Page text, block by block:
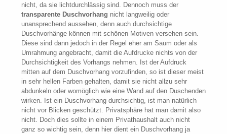
nicht, da sie lichtdurchlässig sind. Dennoch muss der
transparente Duschvorhang nicht langweilig oder
unansprechend aussehen, denn auch durchsichtige
Duschvorhänge können mit schönen Motiven versehen sein.
Diese sind dann jedoch in der Regel eher am Saum oder als
Umrahmung angebracht, damit die Aufdrucke nichts von der
Durchsichtigkeit des Vorhangs nehmen. Ist der Aufdruck
mitten auf dem Duschvorhang vorzufinden, so ist dieser meist
in sehr hellen Farben gehalten, damit sie nicht allzu sehr
abdunkeln oder womöglich wie eine Wand auf den Duschenden
wirken. Ist ein Duschvorhang durchsichtig, ist man natürlich
nicht vor Blicken geschützt. Privatsphäre hat man damit also
nicht. Doch dies sollte in einem Privathaushalt auch nicht
ganz so wichtig sein, denn hier dient ein Duschvorhang ja